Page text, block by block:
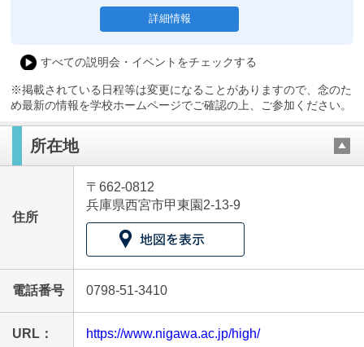
詳細情報
すべての説明会・イベントをチェックする
※掲載されている日程等は変更になることがありますので、念のた
め最新の情報を学校ホームページでご確認の上、ご参加ください。
所在地
住所
〒662-0812
兵庫県西宮市甲東園2-13-9
電話番号 0798-51-3410
URL： https://www.nigawa.ac.jp/high/